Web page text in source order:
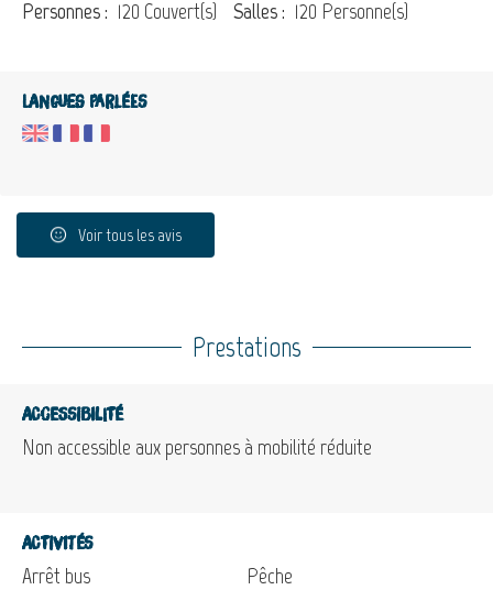
Personnes : 120 Couvert(s) Salles : 120 Personne(s)
Langues parlées
Voir tous les avis
Prestations
Accessibilité
Non accessible aux personnes à mobilité réduite
Activités
Arrêt bus
Pêche